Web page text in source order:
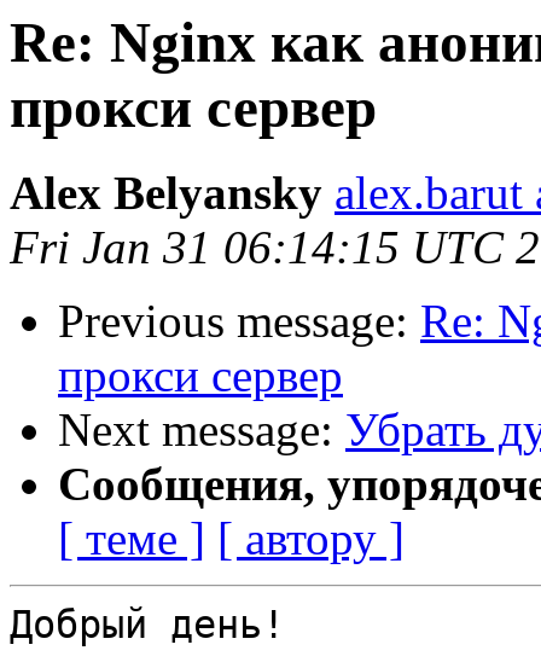
Re: Nginx как
прокси сервер
Alex Belyansky alex.barut
Fri Jan 31 06:14:15 UTC
Previous message: Re:
прокси сервер
Next message: Убрать
Сообщения,
[ теме ] [ автору ]
Добрый день!